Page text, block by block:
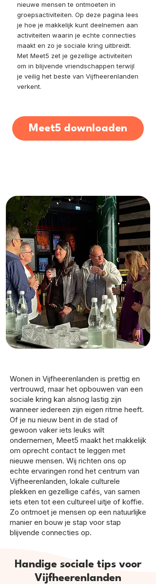
nieuwe mensen te ontmoeten in
groepsactiviteiten. Op deze pagina lees
je hoe je makkelijk kunt deelnemen aan
activiteiten waarin je echte connecties
maakt en zo je sociale kring uitbreidt.
Met Meet5 zet je gezellige activiteiten
om in blijvende vriendschappen terwijl
je veilig het beste van Vijfheerenlanden
verkent.
Meet5 downloaden
Wonen in Vijfheerenlanden is prettig en
vertrouwd, maar het opbouwen van een
sociale kring kan alsnog lastig zijn
wanneer iedereen zijn eigen ritme heeft.
Of je nu nieuw bent in de stad of
gewoon vaker iets leuks wilt
ondernemen, Meet5 maakt het makkelijk
om oprecht contact te leggen met
nieuwe mensen. Wij richten ons op
echte ervaringen rond het centrum van
Vijfheerenlanden, lokale culturele
plekken en gezellige cafés, van samen
iets eten tot een cultureel uitje of koffie.
Zo ontmoet je mensen op een natuurlijke
manier en bouw je stap voor stap
blijvende connecties op.
Handige sociale tips voor
Vijfheerenlanden